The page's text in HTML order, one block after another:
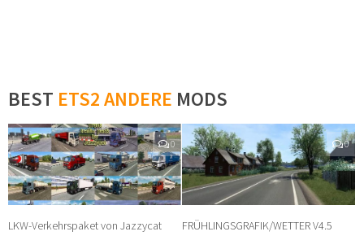
BEST ETS2 ANDERE MODS
0
LKW-Verkehrspaket von Jazzycat
0
FRÜHLINGSGRAFIK/WETTER V4.5